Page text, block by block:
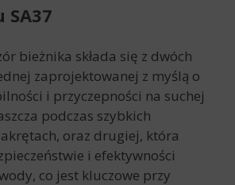
bieżnika składa się z dwóch
zaprojektowanej z myślą o
i przyczepności na suchej
podczas szybkich
oraz drugiej, która
i efektywności
co jest kluczowe przy